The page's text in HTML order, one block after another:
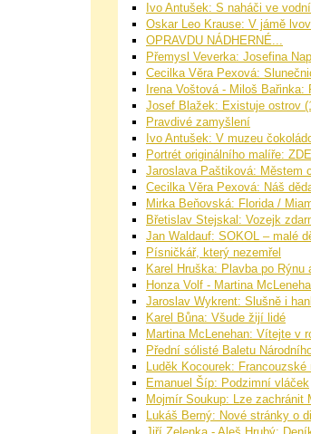
Ivo Antušek: S naháči ve
Oskar Leo Krause: V jámě
OPRAVDU NÁDHERNÉ...
Přemysl Veverka: Josefina
Cecilka Věra Pexová:
Irena Voštová - Miloš Bařinka:
Josef Blažek: Existuje ostrov
Pravdivé zamyšlení
Ivo Antušek: V muzeu
Portrét originálního malíře:
Jaroslava Paštiková: Městem
Cecilka Věra Pexová: Náš
Mirka Beňovská: Florida /
Břetislav Stejskal: Vozejk
Jan Waldauf: SOKOL – malé
Písničkář, který nezemřel
Karel Hruška: Plavba po
Honza Volf - Martina
Jaroslav Wykrent: Slušně i
Karel Bůna: Všude žijí lidé
Martina McLenehan: Vítejte v
Přední sólisté Baletu
Luděk Kocourek:
Emanuel Šíp: Podzimní vláček
Mojmír Soukup: Lze zachránit
Lukáš Berný: Nové stránky o